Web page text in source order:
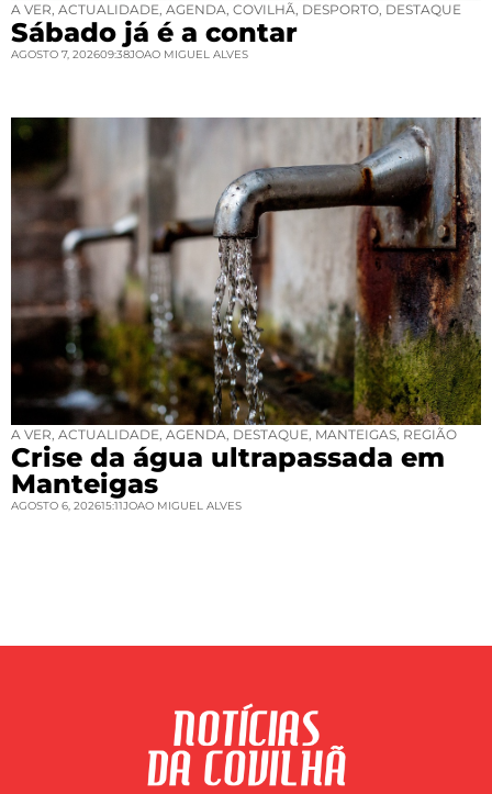
A VER, ACTUALIDADE, AGENDA, COVILHÃ, DESPORTO, DESTAQUE
Sábado já é a contar
AGOSTO 7, 202609:38JOAO MIGUEL ALVES
A VER, ACTUALIDADE, AGENDA, DESTAQUE, MANTEIGAS, REGIÃO
Crise da água ultrapassada em
Manteigas
AGOSTO 6, 202615:11JOAO MIGUEL ALVES